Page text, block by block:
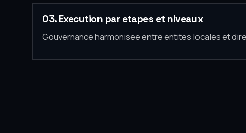
03. Execution par etapes et niveaux
Gouvernance harmonisee entre entites locales et